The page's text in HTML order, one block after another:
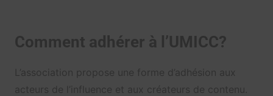
Comment adhérer à l’UMICC?
L’association propose une forme d’adhésion aux
acteurs de l’influence et aux créateurs de contenu.